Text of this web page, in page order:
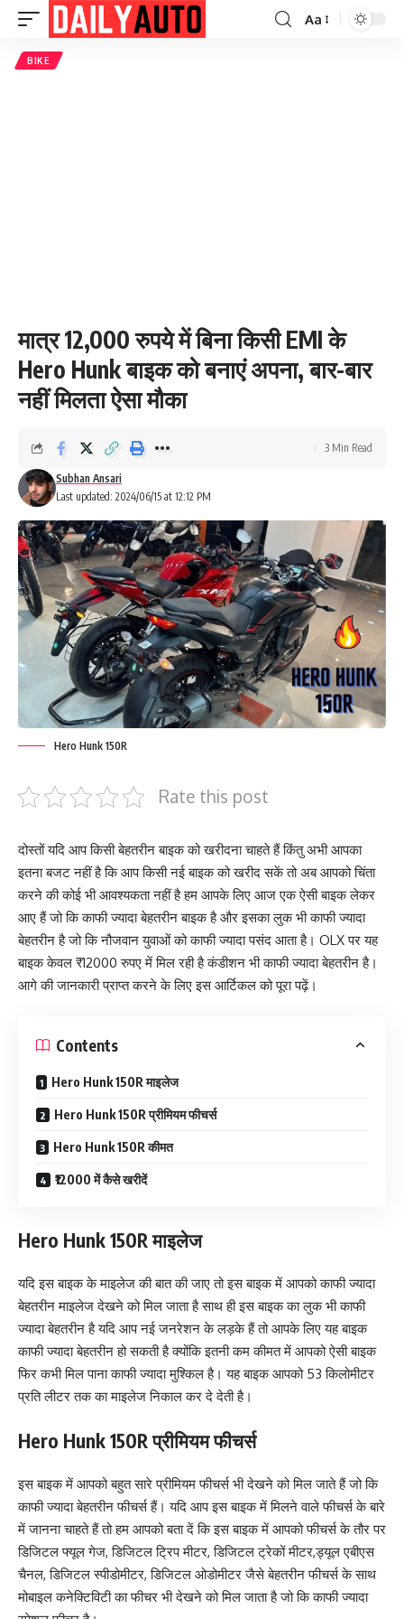
Font
Aa
BIKE
मात्र 12,000 रुपये में बिना किसी EMI के
Hero Hunk बाइक को बनाएं अपना, बार-बार
नहीं मिलता ऐसा मौका
Last updated: 2024/06/15 at 12:12 PM
Subhan Ansari
3 Min Read
Hero Hunk 150R
Rate this post
दोस्तों यदि आप किसी बेहतरीन बाइक को खरीदना चाहते हैं किंतु अभी आपका
इतना बजट नहीं है कि आप किसी नई बाइक को खरीद सकें तो अब आपको चिंता
करने की कोई भी आवश्यकता नहीं है हम आपके लिए आज एक ऐसी बाइक लेकर
आए हैं जो कि काफी ज्यादा बेहतरीन बाइक है और इसका लुक भी काफी ज्यादा
बेहतरीन है जो कि नौजवान युवाओं को काफी ज्यादा पसंद आता है। OLX पर यह
बाइक केवल ₹12000 रुपए में मिल रही है कंडीशन भी काफी ज्यादा बेहतरीन है।
आगे की जानकारी प्राप्त करने के लिए इस आर्टिकल को पूरा पढ़ें।
Contents
Hero Hunk 150R माइलेज
Hero Hunk 150R प्रीमियम फीचर्स
Hero Hunk 150R कीमत
₹12000 में कैसे खरीदें
Hero Hunk 150R माइलेज
यदि इस बाइक के माइलेज की बात की जाए तो इस बाइक में आपको काफी ज्यादा
बेहतरीन माइलेज देखने को मिल जाता है साथ ही इस बाइक का लुक भी काफी
ज्यादा बेहतरीन है यदि आप नई जनरेशन के लड़के हैं तो आपके लिए यह बाइक
काफी ज्यादा बेहतरीन हो सकती है क्योंकि इतनी कम कीमत में आपको ऐसी बाइक
फिर कभी मिल पाना काफी ज्यादा मुश्किल है। यह बाइक आपको 53 किलोमीटर
प्रति लीटर तक का माइलेज निकाल कर दे देती है।
Hero Hunk 150R प्रीमियम फीचर्स
इस बाइक में आपको बहुत सारे प्रीमियम फीचर्स भी देखने को मिल जाते हैं जो कि
काफी ज्यादा बेहतरीन फीचर्स हैं। यदि आप इस बाइक में मिलने वाले फीचर्स के बारे
में जानना चाहते हैं तो हम आपको बता दें कि इस बाइक में आपको फीचर्स के तौर पर
डिजिटल फ्यूल गेज, डिजिटल ट्रिप मीटर, डिजिटल ट्रेकों मीटर,ड्यूल एबीएस
चैनल, डिजिटल स्पीडोमीटर, डिजिटल ओडोमीटर जैसे बेहतरीन फीचर्स के साथ
मोबाइल कनेक्टिविटी का फीचर भी देखने को मिल जाता है जो कि काफी ज्यादा